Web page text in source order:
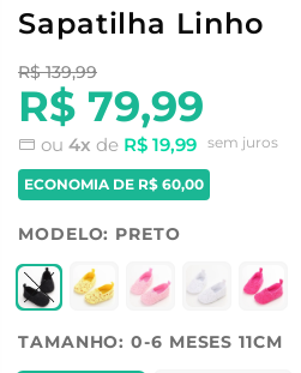
Sapatilha Linho
R$ 139,99
R$ 79,99
ou 4x de R$ 19,99 sem juros
ECONOMIA DE R$ 60,00
MODELO: PRETO
TAMANHO:0-6 MESES 11CM